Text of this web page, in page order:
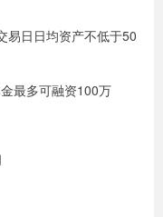
易日日均资产不低于50
最多可融资100万